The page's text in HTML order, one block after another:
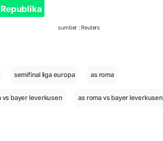
sumber : Reuters
semifinal liga europa as roma
vs bayer leverkusen as roma vs bayer leverkusen